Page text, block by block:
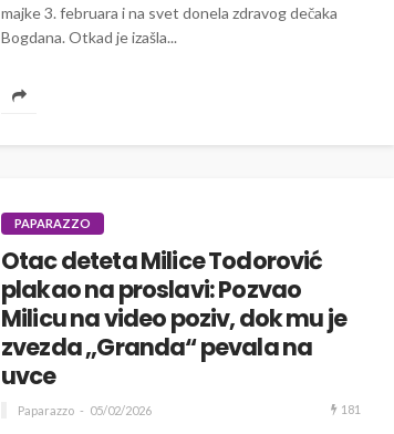
majke 3. februara i na svet donela zdravog dečaka
Bogdana. Otkad je izašla...
PAPARAZZO
Otac deteta Milice Todorović
plakao na proslavi: Pozvao
Milicu na video poziv, dok mu je
zvezda ,,Granda“ pevala na
uvce
Paparazzo 05/02/2026 181